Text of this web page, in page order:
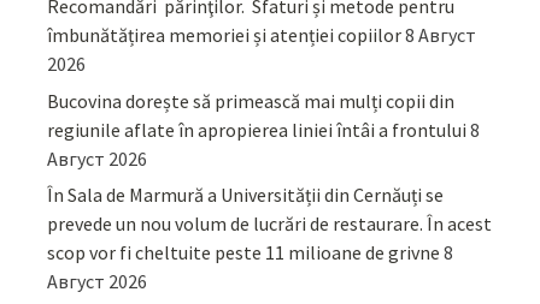
Recomandări părinţilor. Sfaturi și metode pentru
îmbunătățirea memoriei și atenției copiilor8 Август
2026
Bucovina dorește să primească mai mulți copii din
regiunile aflate în apropierea liniei întâi a frontului 8
Август 2026
În Sala de Marmură a Universității din Cernăuți se
prevede un nou volum de lucrări de restaurare. În acest
scop vor fi cheltuite peste 11 milioane de grivne 8
Август 2026